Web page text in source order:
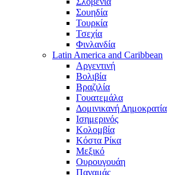
Σουηδία
Τουρκία
Τσεχία
Φινλανδία
Latin America and Caribbean
Αργεντινή
Βολιβία
Βραζιλία
Γουατεμάλα
Δομινικανή Δημοκρατία
Ισημερινός
Κολομβία
Κόστα Ρίκα
Μεξικό
Ουρουγουάη
Παναμάς